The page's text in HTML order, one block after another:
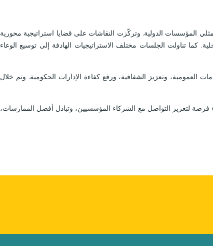
المؤسسات الدولية. وتركّزت النقاشات على قضايا استراتيجية محورية
كما تناولت الجلسات مختلف الاستراتيجيات الهادفة إلى توسيع الوعاء
وتعزيز الشفافية، ورفع كفاءة الإدارات الحكومية. وتم خلال
فرصة لتعزيز التواصل مع الشركاء المؤسسيين، وتبادل أفضل الممارسات،